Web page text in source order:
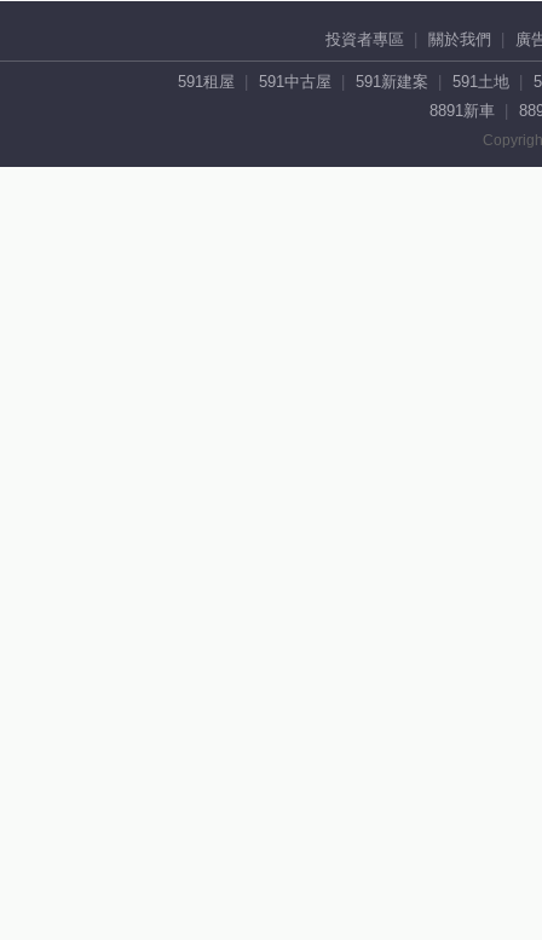
投資者專區 關於我們 廣
591租屋 591中古屋 591新建案 591土地
8891新車